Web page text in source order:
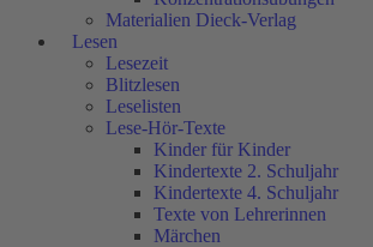
Materialien Dieck-Verlag
Lesen
Lesezeit
Blitzlesen
Leselisten
Lese-Hör-Texte
Kinder für Kinder
Kindertexte 2. Schuljahr
Kindertexte 4. Schuljahr
Texte von Lehrerinnen
Märchen